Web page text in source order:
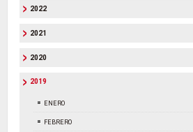
2022
2021
2020
2019
ENERO
FEBRERO